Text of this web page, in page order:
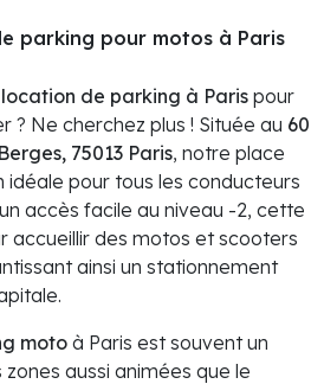
parking pour motos à Paris
location de parking à Paris pour
Ne cherchez plus ! Située au 60
75013 Paris, notre place
idéale pour tous les conducteurs
accès facile au niveau -2, cette
accueillir des motos et scooters
ainsi un stationnement
moto à Paris est souvent un
aussi animées que le